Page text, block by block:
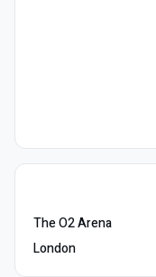
The O2 Arena
London